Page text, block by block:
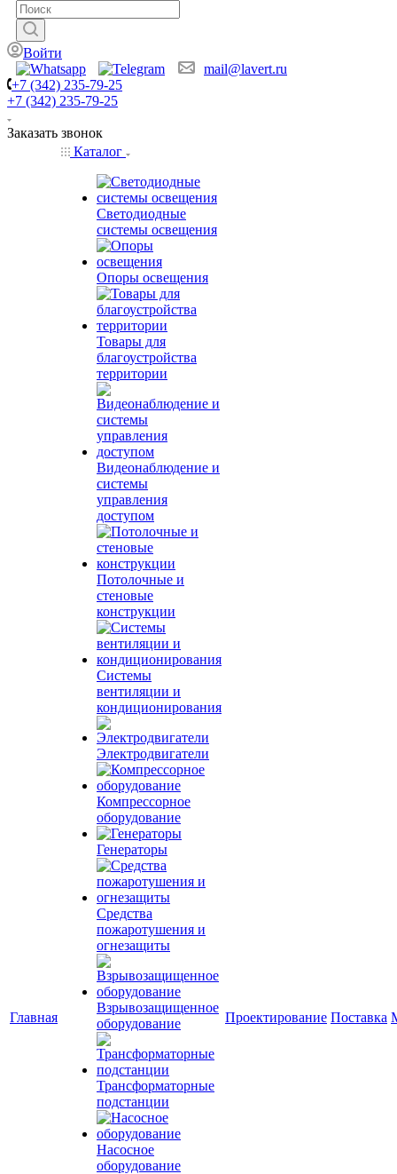
Войти
mail@lavert.ru
+7 (342) 235-79-25
+7 (342) 235-79-25
Заказать звонок
Главная
Каталог
Светодиодные
системы освещения
Опоры освещения
Товары для
благоустройства
территории
Видеонаблюдение и
системы
управления
доступом
Потолочные и
стеновые
конструкции
Системы
вентиляции и
кондиционирования
Электродвигатели
Компрессорное
оборудование
Генераторы
Средства
пожаротушения и
огнезащиты
Взрывозащищенное
оборудование
Трансформаторные
подстанции
Насосное
оборудование
Проектирование Поставка